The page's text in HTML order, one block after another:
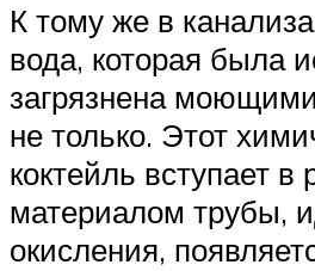
К тому же в
вода, которая была
загрязнена
не только. Этот
коктейль вступает в
материалом трубы,
окисления,